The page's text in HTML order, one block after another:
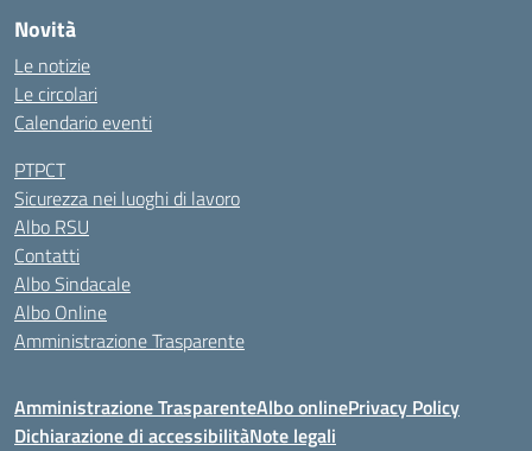
Novità
Le notizie
Le circolari
Calendario eventi
PTPCT
Sicurezza nei luoghi di lavoro
Albo RSU
Contatti
Albo Sindacale
Albo Online
Amministrazione Trasparente
Amministrazione TrasparenteAlbo onlinePrivacy Policy
Dichiarazione di accessibilitàNote legali